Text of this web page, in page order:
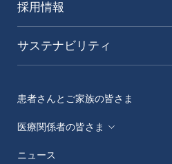
採用情報
サステナビリティ
患者さんとご家族の皆さま
医療関係者の皆さま
ニュース